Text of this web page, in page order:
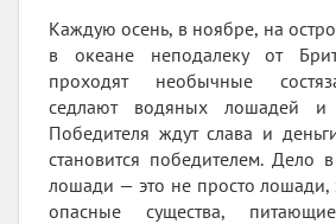
Каждую осень, в ноябре, на
в океане неподалеку от
проходят необычные
седлают водяных лошадей и
Победителя ждут слава и
становится победителем. Дело
лошади — это не просто лошади,
опасные существа,